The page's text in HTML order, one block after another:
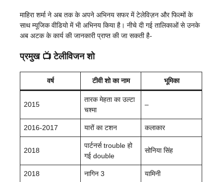
माहिरा शर्मा ने अब तक के अपने अभिनय सफर में टेलेविज़न और फिल्मों के
साथ म्यूजिक वीडियो में भी अभिनय किया है। नीचे दी गई तालिकाओं से उनके
अब अटक के कार्य की जानकारी प्राप्त की जा सकती है-
प्रमुख 📺 टेलीविजन शो
वर्ष टीवी शो का नाम भूमिका
2015
तारक मेहता का उल्टा
चश्मा
–
2016-2017 यारों का टशन कलाकार
2018
पार्टनर्स trouble हो
गई double
सोनिया सिंह
2018 नागिन 3 यामिनी